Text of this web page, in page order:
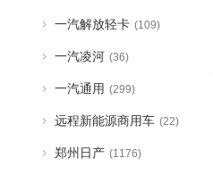
一汽解放轻卡 (109)
一汽凌河 (36)
一汽通用 (299)
远程新能源商用车 (22)
郑州日产 (1176)